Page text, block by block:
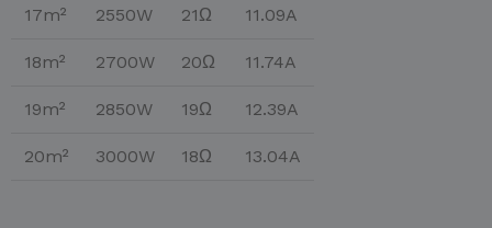
17m² 2550W 21Ω 11.09A
18m² 2700W 20Ω 11.74A
19m² 2850W 19Ω 12.39A
20m² 3000W 18Ω 13.04A